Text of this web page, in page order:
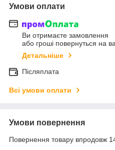
Умови оплати
Ви отримаєте замовлення
або гроші повернуться на
Детальніше
Післяплата
Всі умови оплати
Умови повернення
Повернення товару впродовж